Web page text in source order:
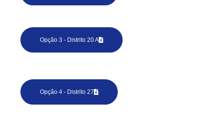
Opção 3 - Distrito 20 A
Opção 4 - Distrito 27